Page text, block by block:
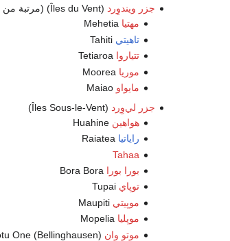
جزر ويندوِرد (Îles du Vent) (مرتبة من الغرب إلى الشرق)
مهتيا
تاهيتي
تتياروا
موريا
مايواو
جزر لي‌وِرد (Îles Sous-le-Vent)
هواهين
راياتيا
Tahaa
بورا بورا
توپاي
موپيتي
موپليا
موتو وان